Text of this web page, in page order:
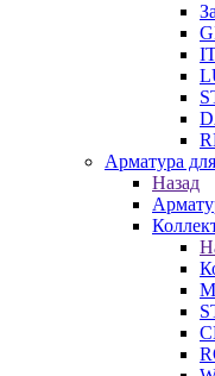
Арматура
Назад